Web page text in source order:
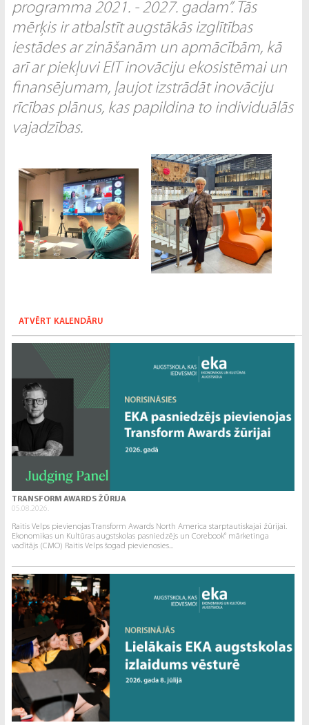
programma 2021. - 2027. gadam”. Tās
mērķis ir atbalstīt augstākās izglītības
iestādes ar zināšanām un apmācībām, kā
arī ar piekļuvi EIT inovāciju ekosistēmai un
finansējumam, ļaujot izstrādāt inovāciju
rīcības plānus, kas papildina to individuālās
vajadzības.
ATVĒRT KALENDĀRU
TRANSFORM AWARDS ŽŪRIJA
05.08.2026.
Raitis Velps pievienojas Transform Awards North America starptautiskajai žūrijai.
Ekonomikas un Kultūras augstskolas pasniedzējs un Corebook° mārketinga
vadītājs (CMO) Raitis Velps šogad pievienosies...